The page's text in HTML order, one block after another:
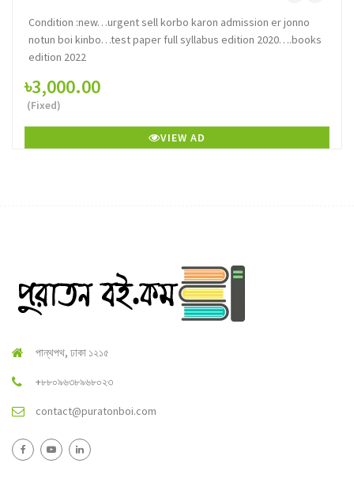
Condition :new…urgent sell korbo karon admission er jonno
notun boi kinbo…test paper full syllabus edition 2020….books
edition 2022
৳3,000.00
(Fixed)
VIEW AD
পান্থপথ, ঢাকা ১২১৫
+৮৮০৯৬৩৮৯৬৮০২৩
contact@puratonboi.com